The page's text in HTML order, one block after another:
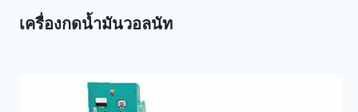
เครื่องกดน้ำมันวอลนัท